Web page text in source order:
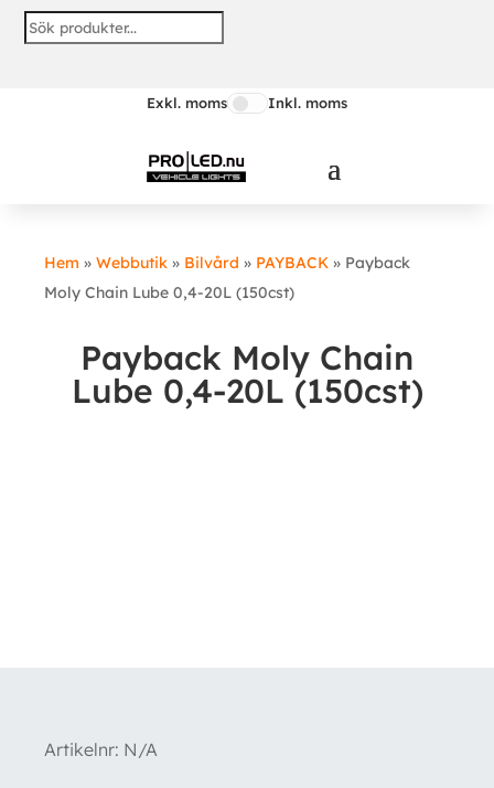
Exkl. moms Inkl. moms
Hem » Webbutik » Bilvård » PAYBACK » Payback
Moly Chain Lube 0,4-20L (150cst)
Payback Moly Chain
Lube 0,4-20L (150cst)
Artikelnr: N/A